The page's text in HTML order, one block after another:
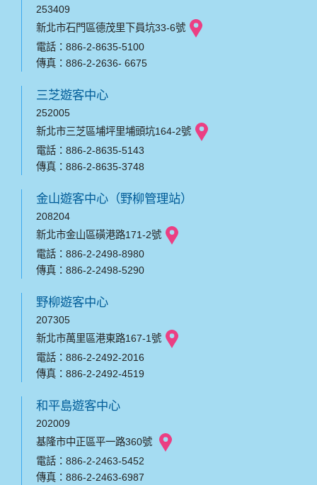
253409
新北市石門區德茂里下員坑33-6號
電話：886-2-8635-5100
傳真：886-2-2636- 6675
三芝遊客中心
252005
新北市三芝區埔坪里埔頭坑164-2號
電話：886-2-8635-5143
傳真：886-2-8635-3748
金山遊客中心（野柳管理站）
208204
新北市金山區磺港路171-2號
電話：886-2-2498-8980
傳真：886-2-2498-5290
野柳遊客中心
207305
新北市萬里區港東路167-1號
電話：886-2-2492-2016
傳真：886-2-2492-4519
和平島遊客中心
202009
基隆市中正區平一路360號
電話：886-2-2463-5452
傳真：886-2-2463-6987